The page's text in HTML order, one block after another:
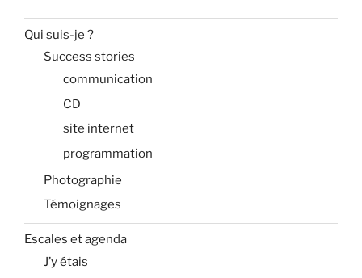
Qui suis-je ?
Success stories
communication
CD
site internet
programmation
Photographie
Témoignages
Escales et agenda
J’y étais